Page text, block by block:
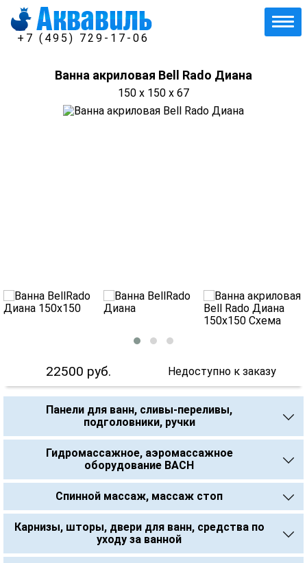
+7 (495) 729-17-06
Ванна акриловая Bell Rado Диана
150 x 150 x 67
22500 руб. Недоступно к заказу
Панели для ванн, сливы-переливы,
подголовники, ручки
Гидромассажное, аэромассажное
оборудование BACH
Спинной массаж, массаж стоп
Карнизы, шторы, двери для ванн, средства по
уходу за ванной